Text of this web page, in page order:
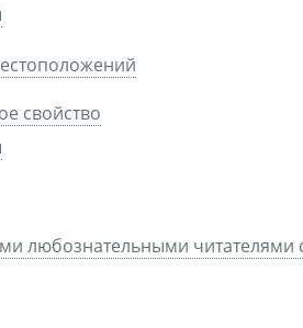
свойство
любознательными читателями